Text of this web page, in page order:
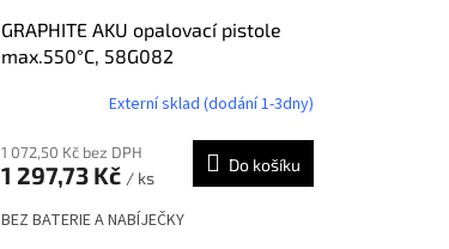
GRAPHITE AKU opalovací pistole
max.550°C, 58G082
Externí sklad (dodání 1-3dny)
1 072,50 Kč bez DPH
1 297,73 Kč / ks
Do košíku
BEZ BATERIE A NABÍJEČKY